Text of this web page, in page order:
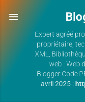
Expert agréé
propriétaire,
XML,
web : Web
Blogger Code
avril 2025 :